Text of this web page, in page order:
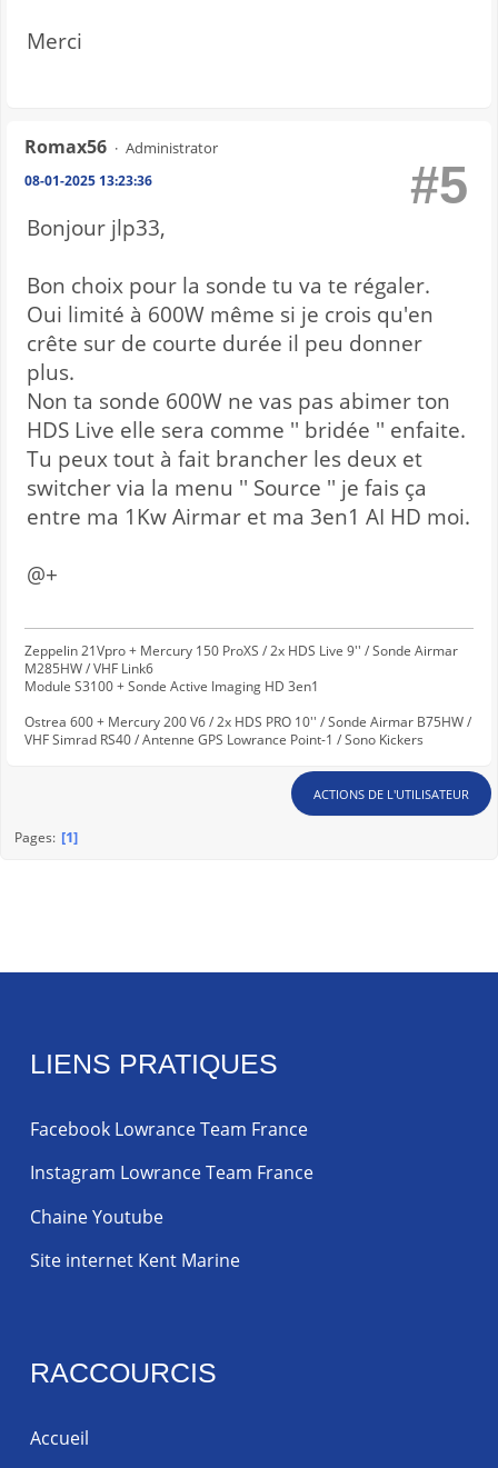
Merci
Romax56 Administrator
08-01-2025 13:23:36 #5
Bonjour jlp33,
Bon choix pour la sonde tu va te régaler.
Oui limité à 600W même si je crois qu'en
crête sur de courte durée il peu donner
plus.
Non ta sonde 600W ne vas pas abimer ton
HDS Live elle sera comme '' bridée '' enfaite.
Tu peux tout à fait brancher les deux et
switcher via la menu '' Source '' je fais ça
entre ma 1Kw Airmar et ma 3en1 AI HD moi.
@+
Zeppelin 21Vpro + Mercury 150 ProXS / 2x HDS Live 9'' / Sonde Airmar
M285HW / VHF Link6
Module S3100 + Sonde Active Imaging HD 3en1
Ostrea 600 + Mercury 200 V6 / 2x HDS PRO 10'' / Sonde Airmar B75HW /
VHF Simrad RS40 / Antenne GPS Lowrance Point-1 / Sono Kickers
ACTIONS DE L'UTILISATEUR
Pages 1
LIENS PRATIQUES
Facebook Lowrance Team France
Instagram Lowrance Team France
Chaine Youtube
Site internet Kent Marine
RACCOURCIS
Accueil